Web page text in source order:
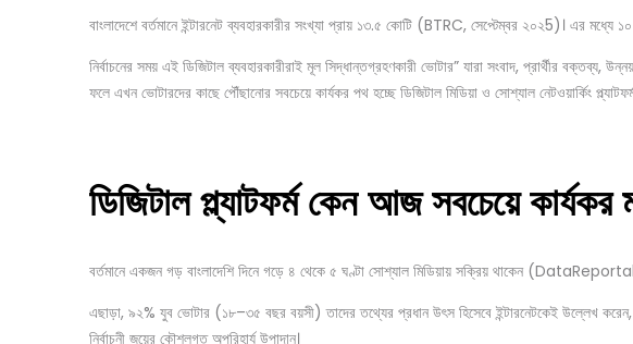
বাংলাদেশে বর্তমানে ইন্টারনেট ব্যবহারকারীর সংখ্যা প্রায় ১৩.৫ কোটি (BTRC, সেপ্টেম্বর ২০২5)। এর মধ্যে
নির্বাচনের সময় এই ডিজিটাল ব্যবহারকারীরাই মূল সিদ্ধান্তগ্রহণকারী ভোটার” যারা সংবাদ, প্রার্থীর বক্তব্য,
ফলে এখন ভোটারদের কাছে পৌঁছানোর সবচেয়ে কার্যকর পথ হচ্ছে ডিজিটাল মিডিয়া ও সোশ্যাল নেটওয়ার্কিং
ডিজিটালপ্ল্যাটফর্ম কেনআজসবচেয়েকার্যকর
বর্তমানে একজন গড় বাংলাদেশি দিনে গড়ে ৪ থেকে ৫ ঘণ্টা সোশ্যাল মিডিয়ায় সক্রিয় থাকেন (DataReportal,
এছাড়া, ৯২% যুব ভোটার (১৮–৩৫ বছর বয়সী) তাদের তথ্যের প্রধান উৎস হিসেবে ইন্টারনেটকেই উল্লেখ করেন,
নির্বাচনী জয়ের কৌশলগত অপরিহার্য উপাদান।